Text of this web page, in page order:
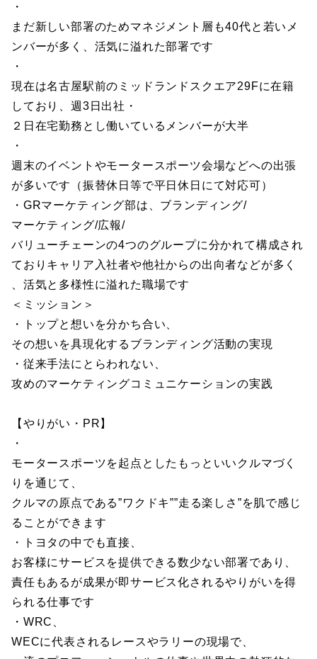
・
まだ新しい部署のためマネジメント層も40代と若いメ
ンバーが多く、活気に溢れた部署です
・
現在は名古屋駅前のミッドランドスクエア29Fに在籍
しており、週3日出社・
２日在宅勤務とし働いているメンバーが大半
・
週末のイベントやモータースポーツ会場などへの出張
が多いです（振替休日等で平日休日にて対応可）
・GRマーケティング部は、ブランディング/
マーケティング/広報/
バリューチェーンの4つのグループに分かれて構成され
ておりキャリア入社者や他社からの出向者などが多く
、活気と多様性に溢れた職場です
＜ミッション＞
・トップと想いを分かち合い、
その想いを具現化するブランディング活動の実現
・従来手法にとらわれない、
攻めのマーケティングコミュニケーションの実践
【やりがい・PR】
・
モータースポーツを起点としたもっといいクルマづく
りを通じて、
クルマの原点である”ワクドキ””走る楽しさ”を肌で感じ
ることができます
・トヨタの中でも直接、
お客様にサービスを提供できる数少ない部署であり、
責任もあるが成果が即サービス化されるやりがいを得
られる仕事です
・WRC、
WECに代表されるレースやラリーの現場で、